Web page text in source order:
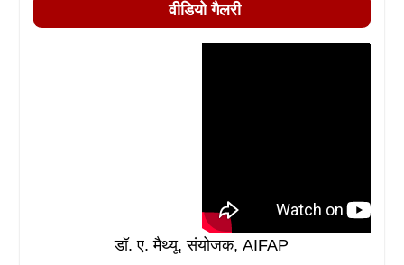
वीडियो गैलरी
डॉ. ए. मैथ्यू, संयोजक, AIFAP